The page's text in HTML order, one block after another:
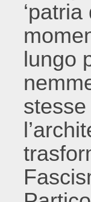
lungo